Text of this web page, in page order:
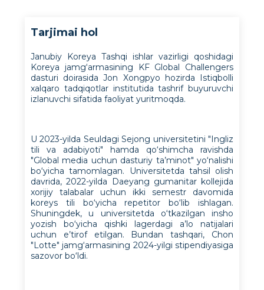
Tarjimai hol
Janubiy Koreya Tashqi ishlar vazirligi qoshidagi
Koreya jamg‘armasining KF Global Challengers
dasturi doirasida Jon Xongpyo hozirda Istiqbolli
xalqaro tadqiqotlar institutida tashrif buyuruvchi
izlanuvchi sifatida faoliyat yuritmoqda.
U 2023-yilda Seuldagi Sejong universitetini "Ingliz
tili va adabiyoti" hamda qo‘shimcha ravishda
"Global media uchun dasturiy ta’minot" yo‘nalishi
bo‘yicha tamomlagan. Universitetda tahsil olish
davrida, 2022-yilda Daeyang gumanitar kollejida
xorijiy talabalar uchun ikki semestr davomida
koreys tili bo‘yicha repetitor bo‘lib ishlagan.
Shuningdek, u universitetda o‘tkazilgan insho
yozish bo‘yicha qishki lagerdagi a’lo natijalari
uchun e’tirof etilgan. Bundan tashqari, Chon
"Lotte" jamg‘armasining 2024-yilgi stipendiyasiga
sazovor bo‘ldi.